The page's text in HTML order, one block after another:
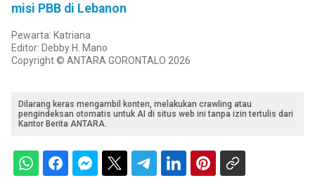
misi PBB di Lebanon
Pewarta: Katriana
Editor: Debby H. Mano
Copyright © ANTARA GORONTALO 2026
Dilarang keras mengambil konten, melakukan crawling atau
pengindeksan otomatis untuk AI di situs web ini tanpa izin tertulis dari
Kantor Berita ANTARA.